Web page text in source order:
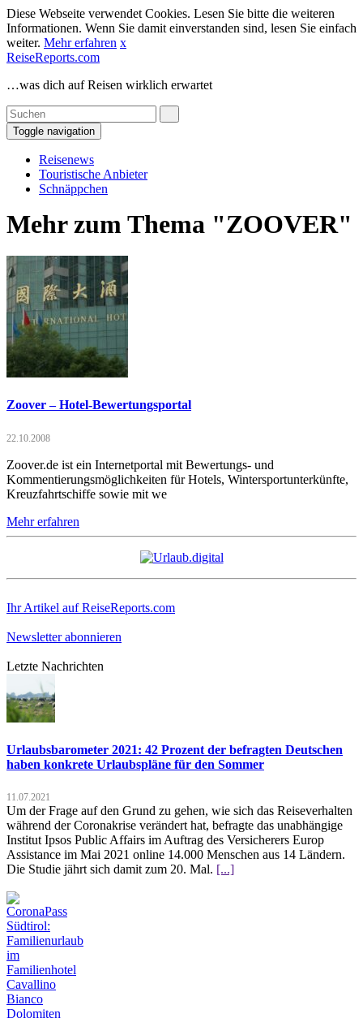
Diese Webseite verwendet Cookies. Lesen Sie bitte die weiteren
Informationen. Wenn Sie damit einverstanden sind, lesen Sie einfach
weiter. Mehr erfahren x
ReiseReports.com
…was dich auf Reisen wirklich erwartet
Toggle navigation
Reisenews
Touristische Anbieter
Schnäppchen
Mehr zum Thema "ZOOVER"
Zoover – Hotel-Bewertungsportal
22.10.2008
Zoover.de ist ein Internetportal mit Bewertungs- und
Kommentierungsmöglichkeiten für Hotels, Wintersportunterkünfte,
Kreuzfahrtschiffe sowie mit we
Mehr erfahren
Ihr Artikel auf ReiseReports.com
Newsletter abonnieren
Letzte Nachrichten
Urlaubsbarometer 2021: 42 Prozent der befragten Deutschen
haben konkrete Urlaubspläne für den Sommer
11.07.2021
Um der Frage auf den Grund zu gehen, wie sich das Reiseverhalten
während der Coronakrise verändert hat, befragte das unabhängige
Institut Ipsos Public Affairs im Auftrag des Versicherers Europ
Assistance im Mai 2021 online 14.000 Menschen aus 14 Ländern.
Die Studie jährt sich damit zum 20. Mal. [...]